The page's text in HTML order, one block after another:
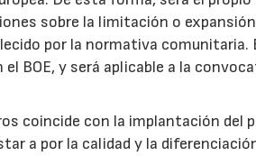
sobre la limitación o
por la normativa
BOE, y será aplicable a la
coincide con la implantación del
a por la calidad y la